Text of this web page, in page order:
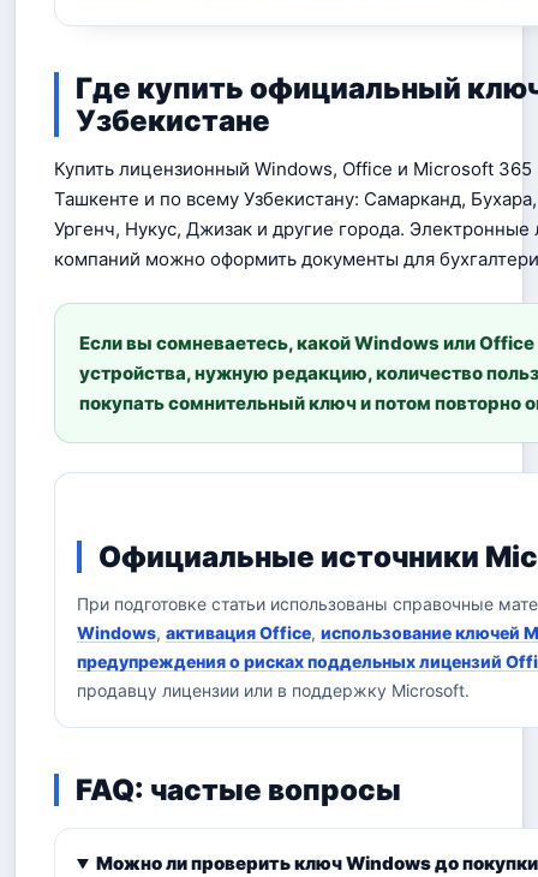
Где купить официальный
Узбекистане
Купить лицензионный Windows, Office и Microsoft
Ташкенте и по всему Узбекистану: Самарканд,
Ургенч, Нукус, Джизак и другие города.
компаний можно оформить документы для
Если вы сомневаетесь, какой Windows или
устройства, нужную редакцию, количество
покупать сомнительный ключ и потом повторно
Официальные источники
При подготовке статьи использованы справочные
Windows, активация Office, использование ключей
предупреждения о рисках поддельных лицензий
продавцу лицензии или в поддержку Microsoft.
FAQ: частые вопросы
Можно ли проверить ключ Windows до